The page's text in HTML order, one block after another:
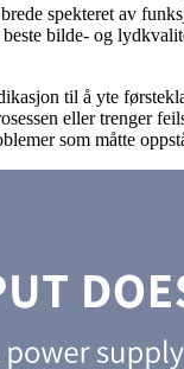
spekteret av
bilde- og
til å yte
eller trenger
som måtte